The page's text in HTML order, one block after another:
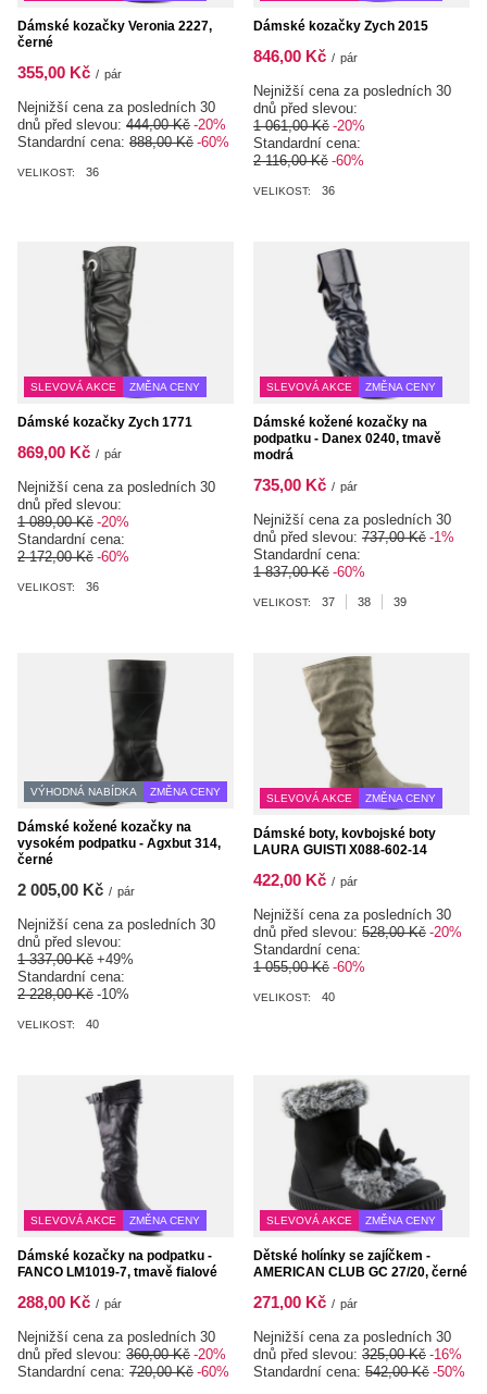
Dámské kozačky Veronia 2227,
černé
355,00 Kč / pár
Nejnižší cena za posledních 30
dnů před slevou: 444,00 Kč -20%
Standardní cena: 888,00 Kč -60%
VELIKOST: 36
Dámské kozačky Zych 2015
846,00 Kč / pár
Nejnižší cena za posledních 30
dnů před slevou:
1 061,00 Kč -20%
Standardní cena:
2 116,00 Kč -60%
VELIKOST: 36
SLEVOVÁ AKCE ZMĚNA CENY
Dámské kozačky Zych 1771
869,00 Kč / pár
Nejnižší cena za posledních 30
dnů před slevou:
1 089,00 Kč -20%
Standardní cena:
2 172,00 Kč -60%
VELIKOST: 36
SLEVOVÁ AKCE ZMĚNA CENY
Dámské kožené kozačky na
podpatku - Danex 0240, tmavě
modrá
735,00 Kč / pár
Nejnižší cena za posledních 30
dnů před slevou: 737,00 Kč -1%
Standardní cena:
1 837,00 Kč -60%
VELIKOST: 37 38 39
VÝHODNÁ NABÍDKA ZMĚNA CENY
Dámské kožené kozačky na
vysokém podpatku - Agxbut 314,
černé
2 005,00 Kč / pár
Nejnižší cena za posledních 30
dnů před slevou:
1 337,00 Kč +49%
Standardní cena:
2 228,00 Kč -10%
VELIKOST: 40
SLEVOVÁ AKCE ZMĚNA CENY
Dámské boty, kovbojské boty
LAURA GUISTI X088-602-14
422,00 Kč / pár
Nejnižší cena za posledních 30
dnů před slevou: 528,00 Kč -20%
Standardní cena:
1 055,00 Kč -60%
VELIKOST: 40
SLEVOVÁ AKCE ZMĚNA CENY
Dámské kozačky na podpatku -
FANCO LM1019-7, tmavě fialové
288,00 Kč / pár
Nejnižší cena za posledních 30
dnů před slevou: 360,00 Kč -20%
Standardní cena: 720,00 Kč -60%
SLEVOVÁ AKCE ZMĚNA CENY
Dětské holínky se zajíčkem -
AMERICAN CLUB GC 27/20, černé
271,00 Kč / pár
Nejnižší cena za posledních 30
dnů před slevou: 325,00 Kč -16%
Standardní cena: 542,00 Kč -50%